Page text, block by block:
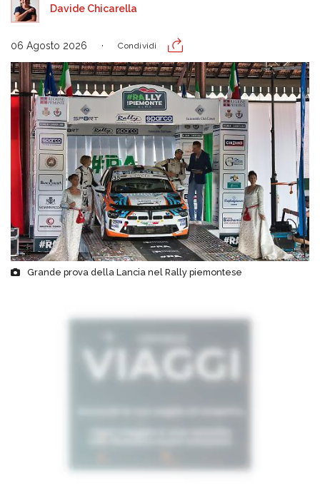
Davide Chicarella
06 Agosto 2026 Condividi
Grande prova della Lancia nel Rally piemontese